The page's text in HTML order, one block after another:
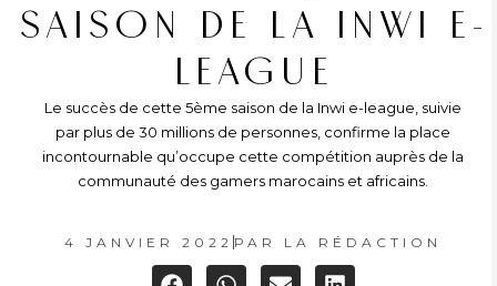
SAISON DE LA INWI E-
LEAGUE
Le succès de cette 5ème saison de la Inwi e-league, suivie
par plus de 30 millions de personnes, confirme la place
incontournable qu’occupe cette compétition auprès de la
communauté des gamers marocains et africains.
4 JANVIER 2022 PAR LA RÉDACTION